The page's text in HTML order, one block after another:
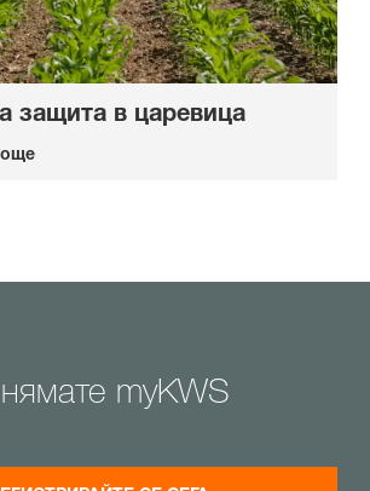
защита в царевица
още
myKWS